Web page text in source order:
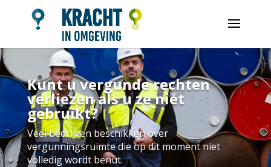
Kunt u vergunde rechten
verliezen als u ze niet
gebruikt?
Veel bedrijven beschikken over
vergunningsruimte die op dit moment niet
volledig wordt benut.